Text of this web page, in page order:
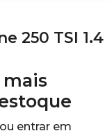
250 TSI 1.4
mais
entrar em